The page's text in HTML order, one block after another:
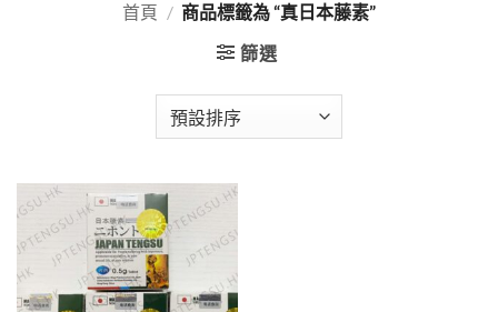
首頁 / 商品標籤為 “真日本藤素”
篩選